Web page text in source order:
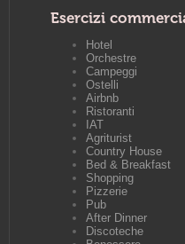
Esercizi
Hotel
Orchestre
Campeggi
Ostelli
Airbnb
Ristoranti
IAT
Agriturist
Country House
Bed & Breakfast
Shopping
Pizzerie
Pub
After Dinner
Discoteche